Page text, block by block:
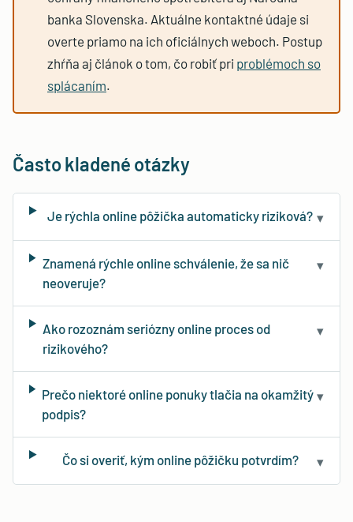
banka Slovenska. Aktuálne kontaktné údaje si
overte priamo na ich oficiálnych weboch. Postup
zhŕňa aj článok o tom, čo robiť pri problémoch so
splácaním.
Často kladené otázky
Je rýchla online pôžička automaticky riziková? ▾
Znamená rýchle online schválenie, že sa nič
neoveruje?
▾
Ako rozoznám seriózny online proces od
rizikového?
▾
Prečo niektoré online ponuky tlačia na okamžitý
podpis?
▾
Čo si overiť, kým online pôžičku potvrdím? ▾